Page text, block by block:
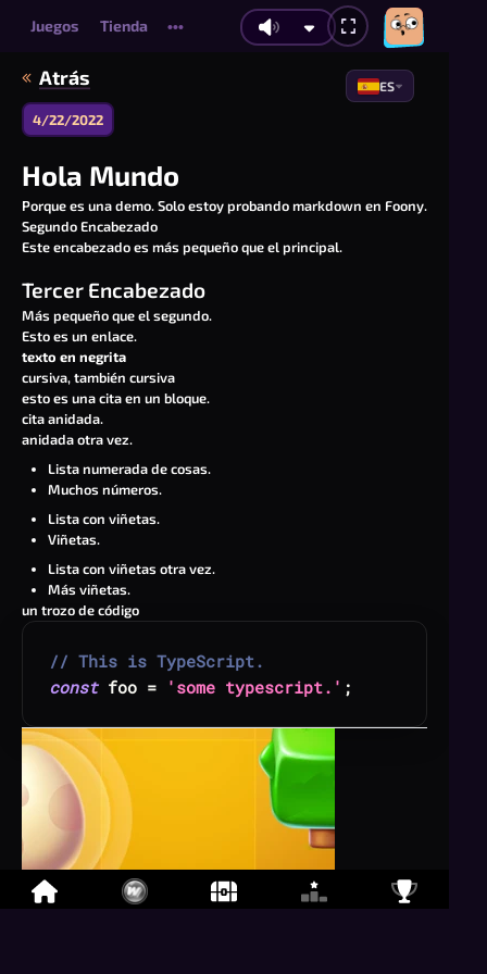
Juegos Tienda •••
Atrás ES
4/22/2022
Hola Mundo
Porque es una demo. Solo estoy probando markdown en Foony.
Segundo Encabezado
Este encabezado es más pequeño que el principal.
Tercer Encabezado
Más pequeño que el segundo.
Esto es un enlace.
texto en negrita
cursiva, también cursiva
esto es una cita en un bloque.
cita anidada.
anidada otra vez.
Lista numerada de cosas.
Muchos números.
Lista con viñetas.
Viñetas.
Lista con viñetas otra vez.
Más viñetas.
un trozo de código
// This is TypeScript.
const foo = 'some typescript.' ;